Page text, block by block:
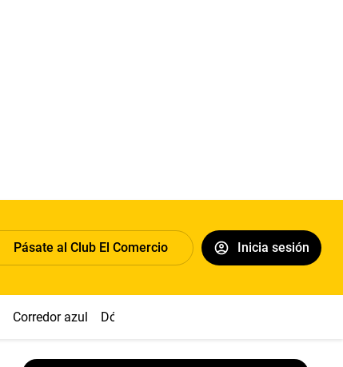
Pásate al Club El Comercio Inicia sesión
Corredor azul Dólar